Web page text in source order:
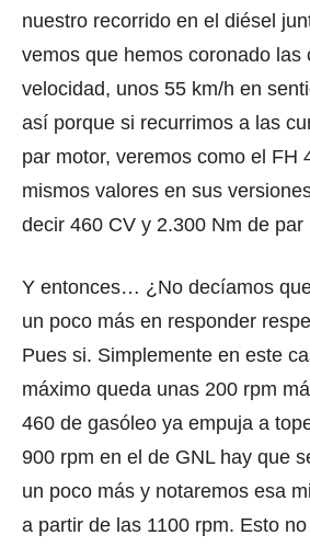
nuestro recorrido en el diésel
vemos que hemos coronado las
velocidad, unos 55 km/h en
así porque si recurrimos a las
par motor, veremos como el FH
mismos valores en sus
decir 460 CV y 2.300 Nm de par
Y entonces… ¿No decíamos
un poco más en responder
Pues si. Simplemente en este
máximo queda unas 200 rpm
460 de gasóleo ya empuja a
900 rpm en el de GNL hay que
un poco más y notaremos esa
a partir de las 1100 rpm. Esto